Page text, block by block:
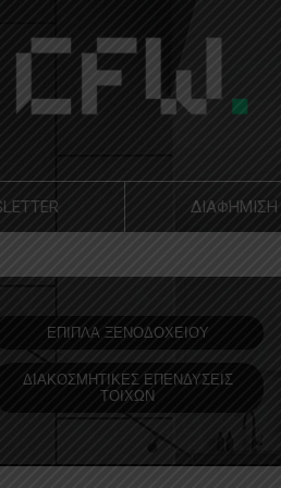
ΔΙΑΦΗΜΙΣΗ
ΕΠΙΠΛΑ ΞΕΝΟΔOΧΕΙΟΥ
ΔΙΑΚΟΣΜΗΤΙΚΕΣ ΕΠΕΝΔΥΣΕΙΣ
ΤΟΙΧΩΝ